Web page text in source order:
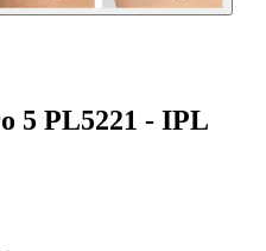
5 PL5221 - IPL